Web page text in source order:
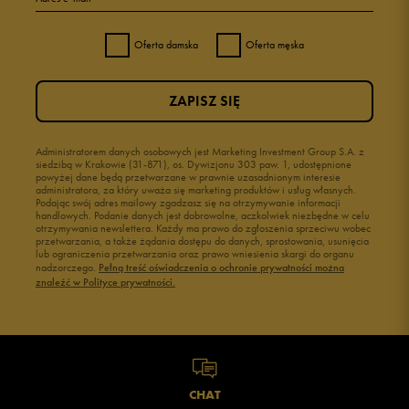
Oferta damska Oferta męska
Administratorem danych osobowych jest Marketing Investment Group S.A. z
siedzibą w Krakowie (31-871), os. Dywizjonu 303 paw. 1, udostępnione
powyżej dane będą przetwarzane w prawnie uzasadnionym interesie
administratora, za który uważa się marketing produktów i usług własnych.
Podając swój adres mailowy zgadzasz się na otrzymywanie informacji
handlowych. Podanie danych jest dobrowolne, aczkolwiek niezbędne w celu
otrzymywania newslettera. Każdy ma prawo do zgłoszenia sprzeciwu wobec
przetwarzania, a także żądania dostępu do danych, sprostowania, usunięcia
lub ograniczenia przetwarzania oraz prawo wniesienia skargi do organu
nadzorczego. Pełną treść oświadczenia o ochronie prywatności można
znaleźć w Polityce prywatności.
ZAPISZ SIĘ
CHAT